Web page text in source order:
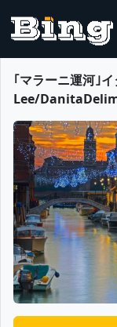
｢マラーニ運河｣
Lee/